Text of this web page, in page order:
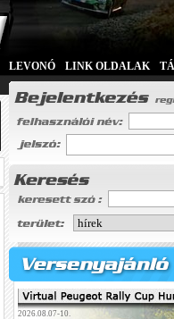
LEVONÓ LINK OLDALAK
2026.08.07-10.